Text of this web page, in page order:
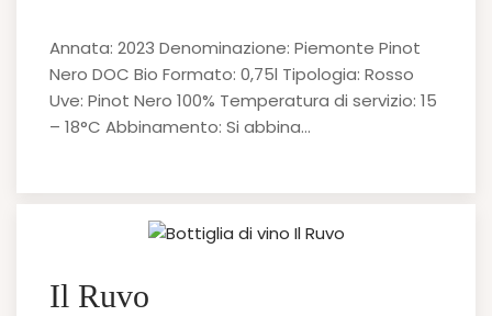
Annata: 2023 Denominazione: Piemonte Pinot
Nero DOC Bio Formato: 0,75l Tipologia: Rosso
Uve: Pinot Nero 100% Temperatura di servizio: 15
– 18°C Abbinamento: Si abbina…
Il Ruvo